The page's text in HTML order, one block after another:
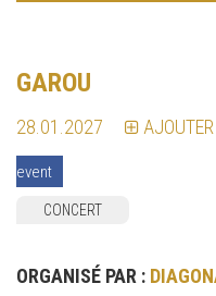
GAROU
28.01.2027
event
CONCERT
ORGANISÉ PAR :